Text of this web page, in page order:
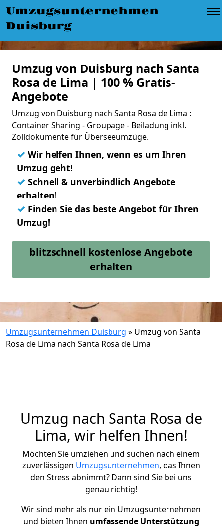
Umzugsunternehmen
Duisburg
Umzug von Duisburg nach Santa
Rosa de Lima | 100 % Gratis-
Angebote
Umzug von Duisburg nach Santa Rosa de Lima :
Container Sharing - Groupage - Beiladung inkl.
Zolldokumente für Überseeumzüge.
✓ Wir helfen Ihnen, wenn es um Ihren
Umzug geht!
✓ Schnell & unverbindlich Angebote
erhalten!
✓ Finden Sie das beste Angebot für Ihren
Umzug!
blitzschnell kostenlose Angebote
erhalten
Umzugsunternehmen Duisburg » Umzug von Santa
Rosa de Lima nach Santa Rosa de Lima
Umzug nach Santa Rosa de
Lima, wir helfen Ihnen!
Möchten Sie umziehen und suchen nach einem
zuverlässigen Umzugsunternehmen, das Ihnen
den Stress abnimmt? Dann sind Sie bei uns
genau richtig!
Wir sind mehr als nur ein Umzugsunternehmen
und bieten Ihnen umfassende Unterstützung